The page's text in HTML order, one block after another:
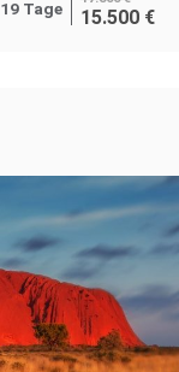
19 Tage 15.500 €